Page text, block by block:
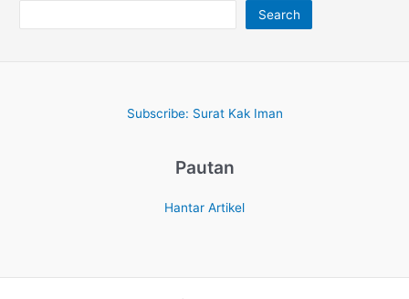
Search
Subscribe: Surat Kak Iman
Pautan
Hantar Artikel